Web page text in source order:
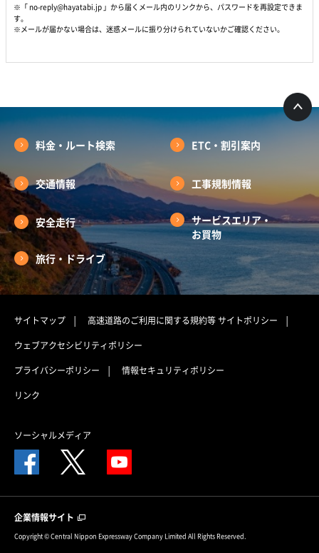
※「 no-reply@hayatabi.jp 」から届くメール内のリンクから、パスワードを再設定できま
す。
※メールが届かない場合は、迷惑メールに振り分けられていないかご確認ください。
料金・ルート検索 ETC・割引案内
交通情報 工事規制情報
安全走行
サービスエリア・
お買物
旅行・ドライブ
サイトマップ 高速道路のご利用に関する規約等サイトポリシー
ウェブアクセシビリティポリシー
プライバシーポリシー
情報セキュリティポリシー
リンク
ソーシャルメディア
企業情報サイト
Copyright © Central Nippon Expressway Company Limited All Rights Reserved.